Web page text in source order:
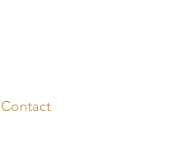
Contact